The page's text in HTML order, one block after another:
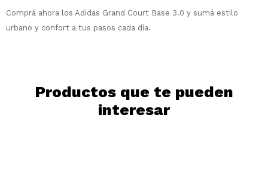
Comprá ahora los Adidas Grand Court Base 3.0 y sumá estilo
urbano y confort a tus pasos cada día.
Productos que te pueden
interesar
Día Mes
* sujeto a aprobación crediticia. El monto
disponible puede variar por comercio